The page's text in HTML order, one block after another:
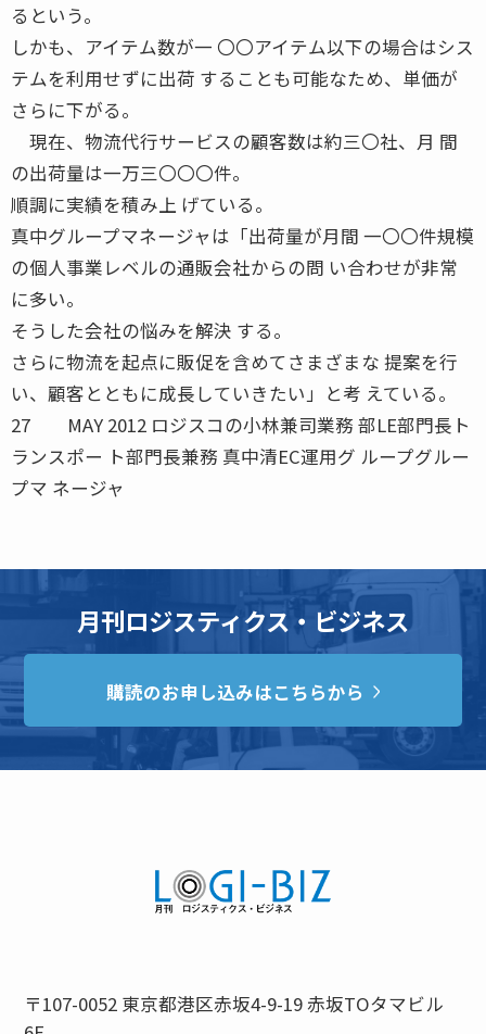
るという。
しかも、アイテム数が一 〇〇アイテム以下の場合はシス
テムを利用せずに出荷 することも可能なため、単価が
さらに下がる。
現在、物流代行サービスの顧客数は約三〇社、月 間
の出荷量は一万三〇〇〇件。
順調に実績を積み上 げている。
真中グループマネージャは「出荷量が月間 一〇〇件規模
の個人事業レベルの通販会社からの問 い合わせが非常
に多い。
そうした会社の悩みを解決 する。
さらに物流を起点に販促を含めてさまざまな 提案を行
い、顧客とともに成長していきたい」と考 えている。
27 MAY 2012 ロジスコの小林兼司業務 部LE部門長ト
ランスポー ト部門長兼務 真中清EC運用グ ループグルー
プマ ネージャ
月刊ロジスティクス・ビジネス
購読のお申し込みはこちらから
〒107-0052 東京都港区赤坂4-9-19 赤坂TOタマビル